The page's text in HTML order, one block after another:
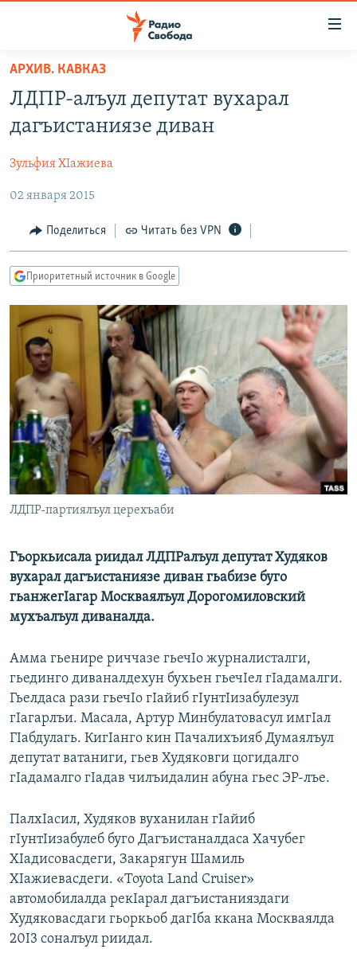
упрощенного
доступа
основному
Вернутся
главной
навигации
Вернутся
поиску
ПОДКАСТЫ
ЦИТАТЫ СВОБОДЫ
МНЕНИЯ
КУЛЬТУРА
IDEL.РЕАЛИИ
КАВКАЗ.РЕАЛИИ
СЕВЕР.РЕАЛИИ
СИБИРЬ.РЕАЛИИ
РАСПИСАНИЕ ВЕЩАНИЯ
ПОДПИШИТЕСЬ НА РАССЫЛКУ
СОЦИАЛЬНЫЕ СЕТИ
Все сайты РСЕ/РС
АРХИВ. КАВКАЗ
ЛДПР-алъул депутат вухарал
дагъистаниязе диван
Зульфия ХIажиева
02 января 2015
Поделиться Читать без VPN
Приоритетный источник в Google
ЛДПР-партиялъул церехъаби
Гъоркьисала риидал ЛДПРалъул депутат Худяков
вухарал дагъистаниязе диван гьабизе буго
гьанжегIагар Москваялъул Дорогомиловский
мухъалъул диваналда.
Амма гьенире риччазе гьечIо журналисталги,
гьединго диваналдехун бухьен гьечIел гIадамалги.
Гьелдаса рази гьечIо гIайиб гIунтIизабулезул
гIагарлъи. Масала, Артур Минбулатовасул имгIал
ГIабдулагь. КигIанго кин Пачалихъияб Думаялъул
депутат ватаниги, гьев Худяковги цогидалго
гIадамалго гIадав чилъидалин абуна гьес ЭР-лъе.
ПалхIасил, Худяков вуханилан гIайиб
гIунтIизабулеб буго Дагъистаналдаса Хачубег
ХIадисовасдеги, Закарягун Шамиль
ХIажиевасдеги. «Toyota Land Cruiser»
автомобилалда рекIарал дагъистанияздаги
Худяковасдаги гьоркьоб дагIба ккана Москваялда
20I3 соналъул риидал.